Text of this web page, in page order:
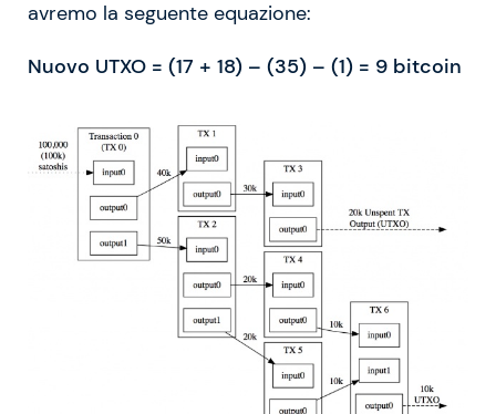
avremo la seguente equazione:
Nuovo UTXO = (17 + 18) – (35) – (1) = 9 bitcoin